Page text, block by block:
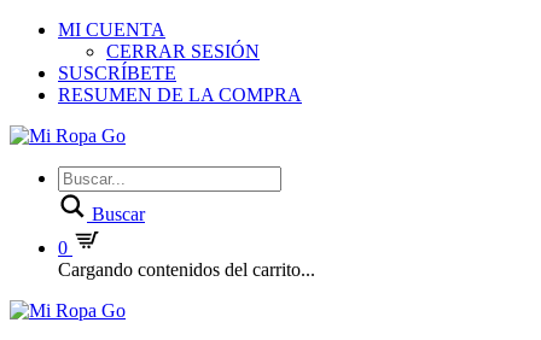
MI CUENTA
CERRAR SESIÓN
SUSCRÍBETE
RESUMEN DE LA COMPRA
Buscar
0
Cargando contenidos del carrito...